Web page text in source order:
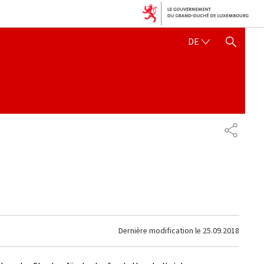
DE DEUTSCH
SUCHFLED ANZEIGEN /
Dernière modification le 25.09.2018